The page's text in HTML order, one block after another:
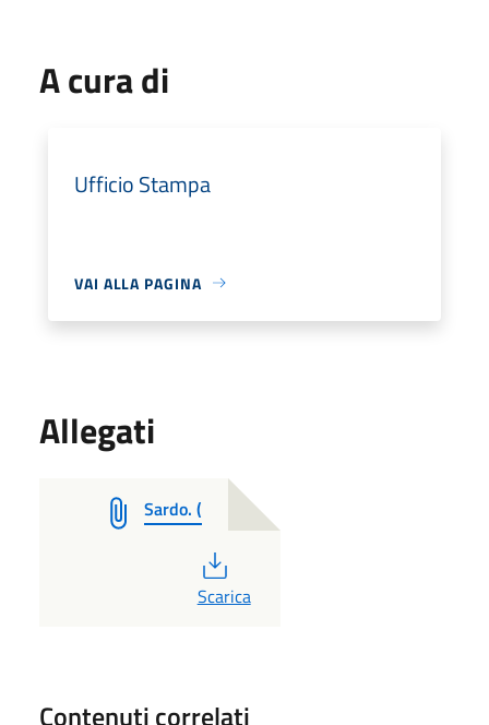
A cura di
Ufficio Stampa
VAI ALLA PAGINA
Allegati
Sardo. (
PDF
Scarica
Contenuti correlati